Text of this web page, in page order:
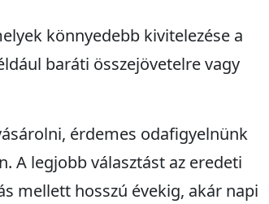
könnyedebb kivitelezése a
baráti összejövetelre vagy
érdemes odafigyelnünk
A legjobb választást az eredeti
mellett hosszú évekig, akár napi